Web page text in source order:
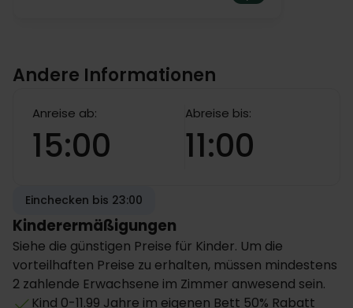
Andere Informationen
Anreise ab:
15:00
Abreise bis:
11:00
Einchecken bis 23:00
Kinderermäßigungen
Siehe die günstigen Preise für Kinder. Um die
vorteilhaften Preise zu erhalten, müssen mindestens
2 zahlende Erwachsene im Zimmer anwesend sein.
Kind 0-11.99 Jahre im eigenen Bett 50% Rabatt